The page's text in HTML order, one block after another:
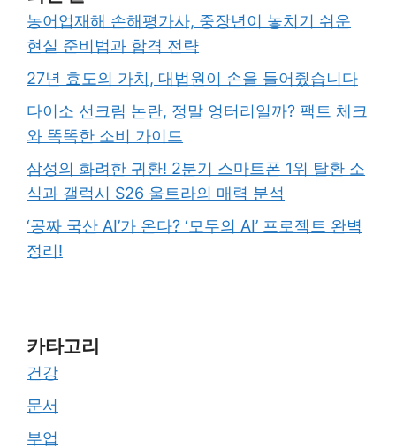
농어업재해 손해평가사, 중장년이 놓치기 쉬운
현실 준비법과 합격 전략
27년 효도의 가치, 대법원이 손을 들어줬습니다
다이소 선크림 논란, 정말 엉터리일까? 팩트 체크
와 똑똑한 소비 가이드
삼성의 화려한 귀환! 2분기 스마트폰 1위 탈환 소
식과 갤럭시 S26 울트라의 매력 분석
‘공짜 국산 AI’가 온다? ‘모두의 AI’ 프로젝트 완벽
정리!
카타고리
건강
문서
부업